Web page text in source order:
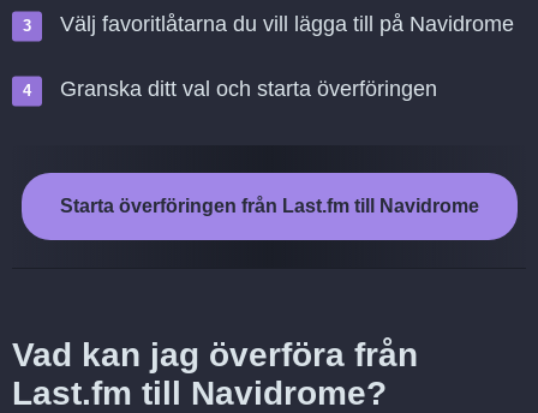
Välj favoritlåtarna du vill lägga till på Navidrome
Granska ditt val och starta överföringen
Starta överföringen från Last.fm till Navidrome
Vad kan jag överföra från
Last.fm till Navidrome?